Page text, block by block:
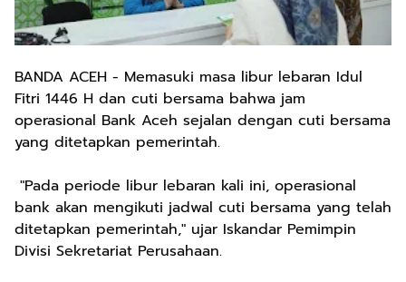
BANDA ACEH - Memasuki masa libur lebaran Idul
Fitri 1446 H dan cuti bersama bahwa jam
operasional Bank Aceh sejalan dengan cuti bersama
yang ditetapkan pemerintah.
"Pada periode libur lebaran kali ini, operasional
bank akan mengikuti jadwal cuti bersama yang telah
ditetapkan pemerintah," ujar Iskandar Pemimpin
Divisi Sekretariat Perusahaan.